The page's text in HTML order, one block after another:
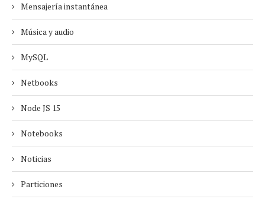
Mensajería instantánea
Música y audio
MySQL
Netbooks
Node JS 15
Notebooks
Noticias
Particiones